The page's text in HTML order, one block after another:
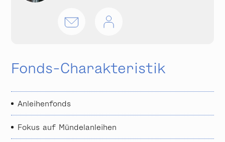
Fonds-Charakteristik
Anleihenfonds
Fokus auf Mündelanleihen